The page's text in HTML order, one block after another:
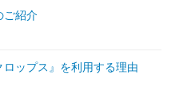
ご紹介
ップス』を利用する理由